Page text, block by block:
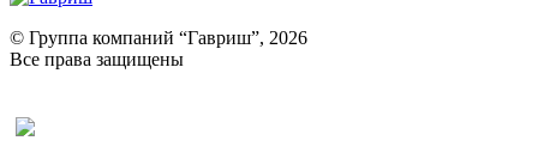
Ревень
Рукола
Рута
© Группа компаний “Гавриш”, 2026
Все права защищены